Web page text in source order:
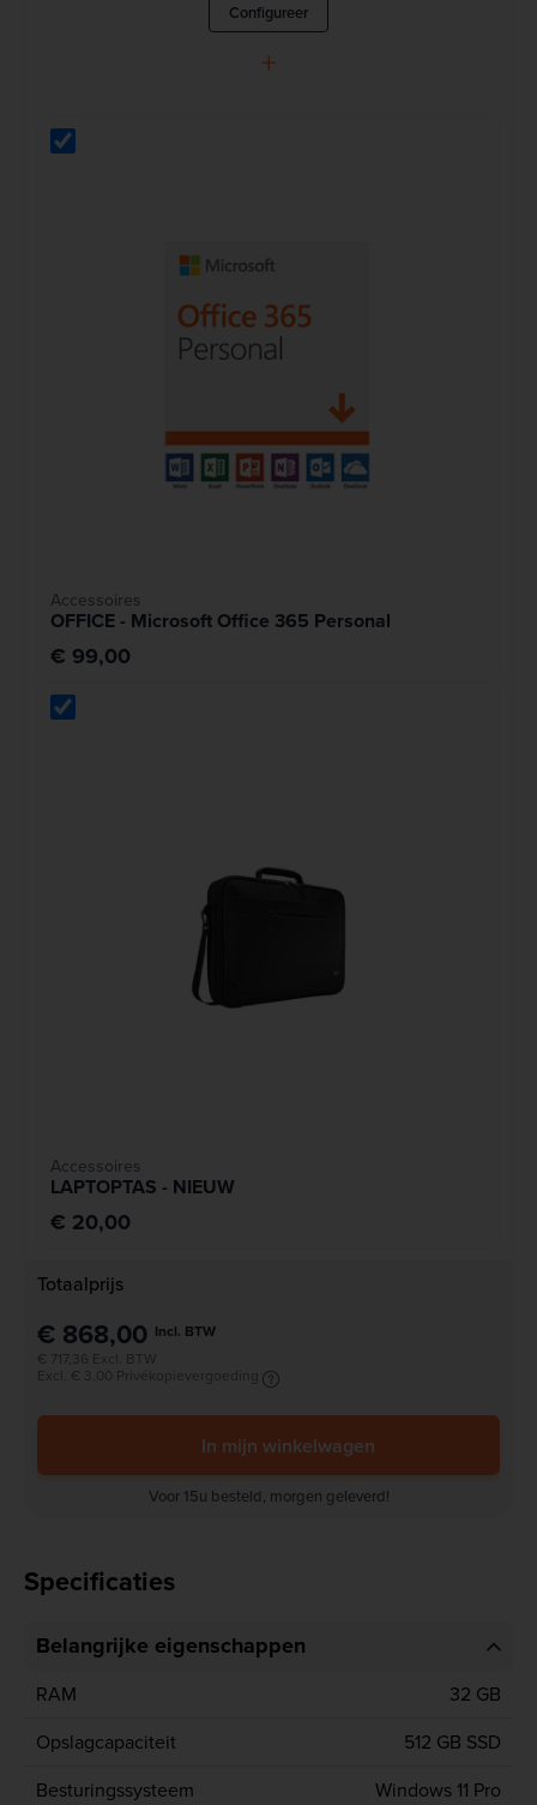
Configureer
+
Accessoires
OFFICE - Microsoft Office 365 Personal
€ 99,00
Accessoires
LAPTOPTAS - NIEUW
€ 20,00
Totaalprijs
€ 868,00 Incl. BTW
€ 717,36 Excl. BTW
Excl. € 3,00 Privékopievergoeding
In mijn winkelwagen
Voor 15u besteld, morgen geleverd!
Specificaties
Belangrijke eigenschappen
RAM
32 GB
Opslagcapaciteit
512 GB SSD
Besturingssysteem
Windows 11 Pro